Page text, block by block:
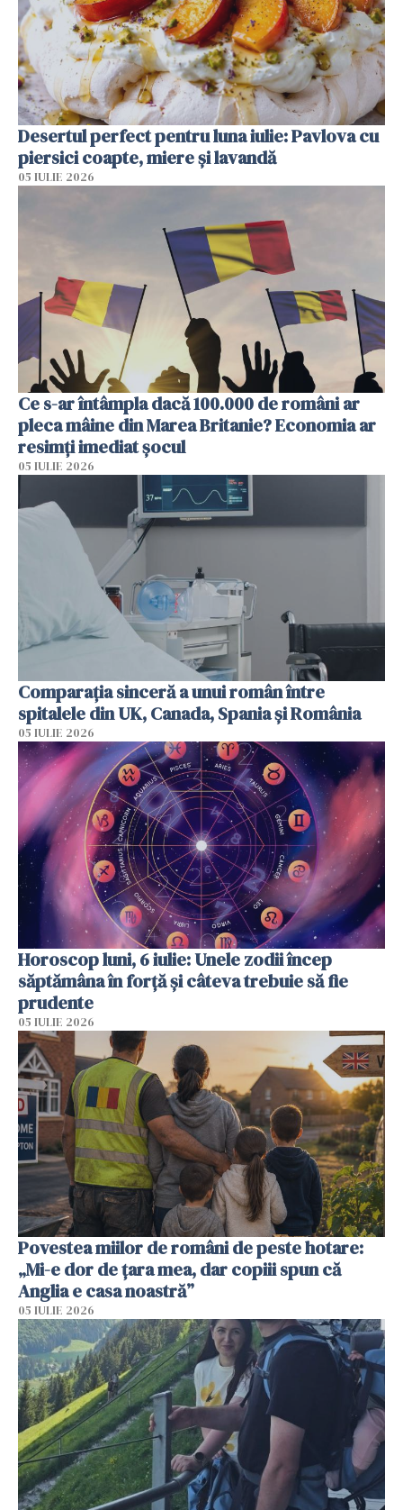
Desertul perfect pentru luna iulie: Pavlova cu
piersici coapte, miere și lavandă
05 IULIE 2026
Ce s-ar întâmpla dacă 100.000 de români ar
pleca mâine din Marea Britanie? Economia ar
resimți imediat șocul
05 IULIE 2026
Comparația sinceră a unui român între
spitalele din UK, Canada, Spania și România
05 IULIE 2026
Horoscop luni, 6 iulie: Unele zodii încep
săptămâna în forță și câteva trebuie să fie
prudente
05 IULIE 2026
Povestea miilor de români de peste hotare:
„Mi-e dor de țara mea, dar copiii spun că
Anglia e casa noastră”
05 IULIE 2026